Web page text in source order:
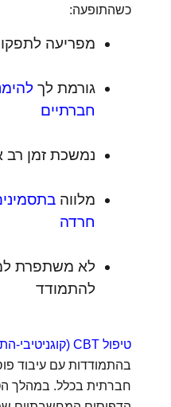
כשהתופעה:
מפריעה
גורמת לך
חברתיים
נמשכת זמן רב
מלווה
חרדה
לא משתפרת
להתמודד
טיפול CBT (קוגניטיבי-התנהגותי)
בהתמודדות עם עיבוד
חברתית בכלל. במהלך